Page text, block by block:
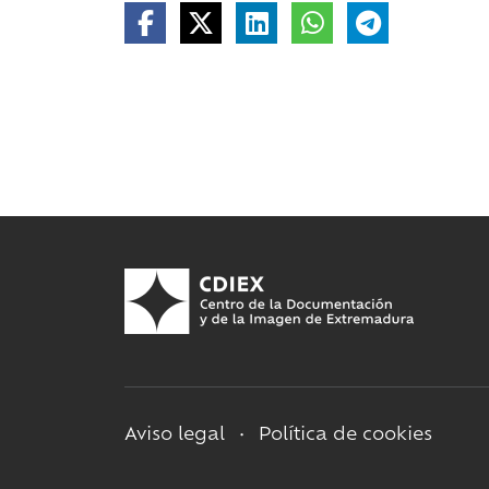
Aviso legal • Política de cookies